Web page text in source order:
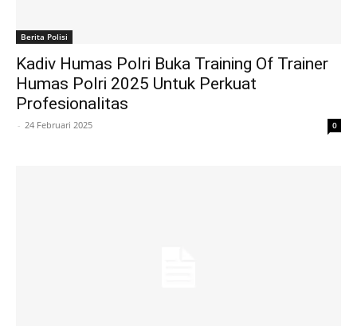
Berita Polisi
Kadiv Humas Polri Buka Training Of Trainer
Humas Polri 2025 Untuk Perkuat
Profesionalitas
- 24 Februari 2025 0